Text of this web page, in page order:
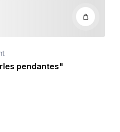
pendantes"